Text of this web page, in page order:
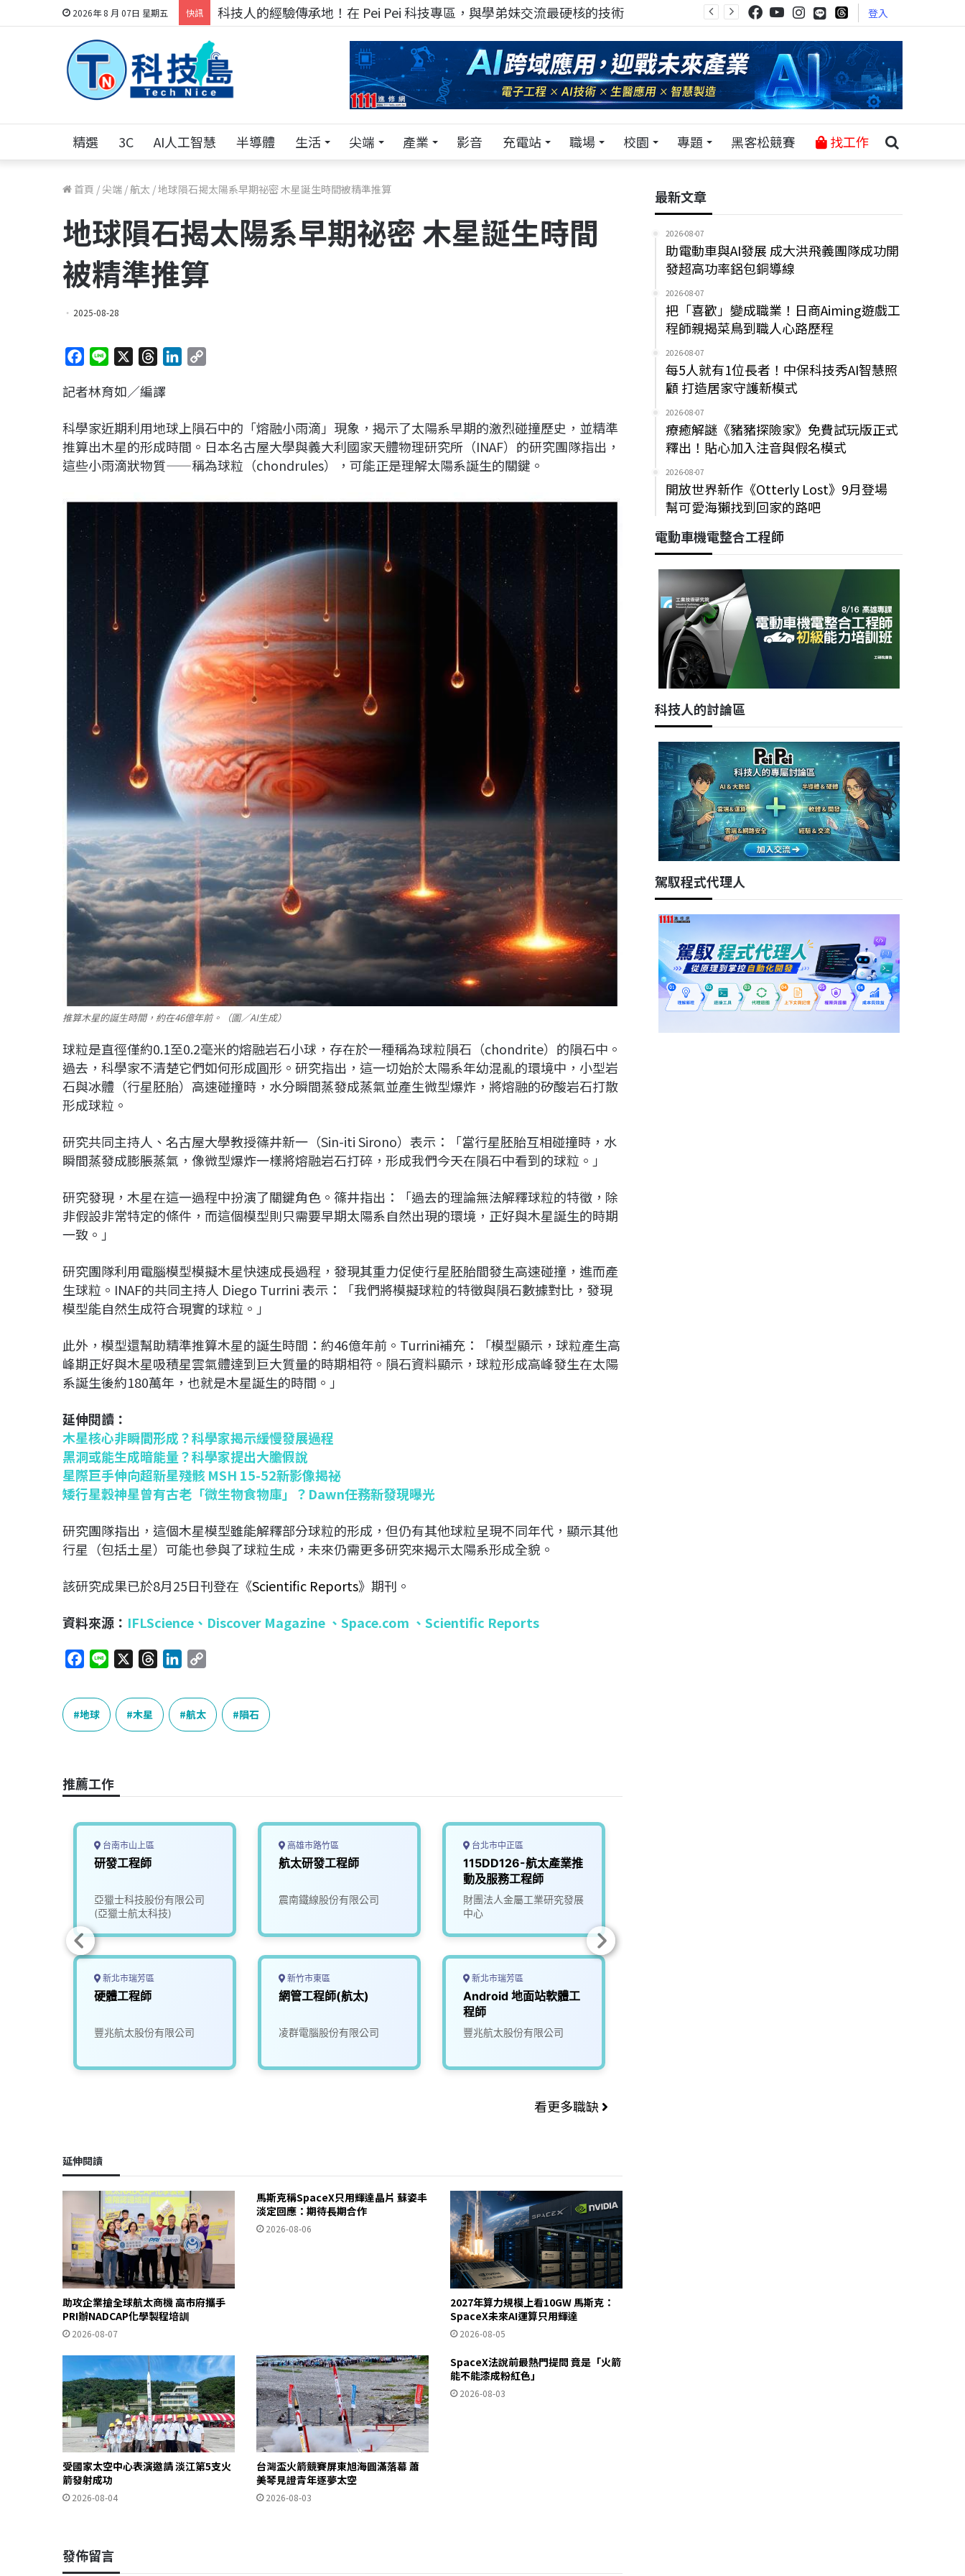
2026年 8 月 07日 星期五 快訊 科技人的經驗傳承地！在 Pei Pei 科技專區，與學弟妹交流最硬核的技術 登入
精選 3C AI人工智慧 半導體 生活 尖端 產業 影音 充電站 職場 校園 專題 黑客松競賽 找工作
首頁 /尖端 /航太 /地球隕石揭太陽系早期祕密 木星誕生時間被精準推算
地球隕石揭太陽系早期祕密 木星誕生時間
被精準推算
2025-08-28
c
b
o
o
n
r
a
d
s
e
d
I
L
i
n
記者林育如／編譯
科學家近期利用地球上隕石中的「熔融小雨滴」現象，揭示了太陽系早期的激烈碰撞歷史，並精準
推算出木星的形成時間。日本名古屋大學與義大利國家天體物理研究所（INAF）的研究團隊指出，
這些小雨滴狀物質——稱為球粒（chondrules），可能正是理解太陽系誕生的關鍵。
推算木星的誕生時間，約在46億年前。（圖／AI生成）
球粒是直徑僅約0.1至0.2毫米的熔融岩石小球，存在於一種稱為球粒隕石（chondrite）的隕石中。
過去，科學家不清楚它們如何形成圓形。研究指出，這一切始於太陽系年幼混亂的環境中，小型岩
石與冰體（行星胚胎）高速碰撞時，水分瞬間蒸發成蒸氣並產生微型爆炸，將熔融的矽酸岩石打散
形成球粒。
研究共同主持人、名古屋大學教授篠井新一（Sin-iti Sirono）表示：「當行星胚胎互相碰撞時，水
瞬間蒸發成膨脹蒸氣，像微型爆炸一樣將熔融岩石打碎，形成我們今天在隕石中看到的球粒。」
研究發現，木星在這一過程中扮演了關鍵角色。篠井指出：「過去的理論無法解釋球粒的特徵，除
非假設非常特定的條件，而這個模型則只需要早期太陽系自然出現的環境，正好與木星誕生的時期
一致。」
研究團隊利用電腦模型模擬木星快速成長過程，發現其重力促使行星胚胎間發生高速碰撞，進而產
生球粒。INAF的共同主持人 Diego Turrini 表示：「我們將模擬球粒的特徵與隕石數據對比，發現
模型能自然生成符合現實的球粒。」
此外，模型還幫助精準推算木星的誕生時間：約46億年前。Turrini補充：「模型顯示，球粒產生高
峰期正好與木星吸積星雲氣體達到巨大質量的時期相符。隕石資料顯示，球粒形成高峰發生在太陽
系誕生後約180萬年，也就是木星誕生的時間。」
延伸閱讀：
木星核心非瞬間形成？科學家揭示緩慢發展過程
黑洞或能生成暗能量？科學家提出大膽假說
星際巨手伸向超新星殘骸 MSH 15-52新影像揭祕
矮行星穀神星曾有古老「微生物食物庫」？Dawn任務新發現曝光
研究團隊指出，這個木星模型雖能解釋部分球粒的形成，但仍有其他球粒呈現不同年代，顯示其他
行星（包括土星）可能也參與了球粒生成，未來仍需更多研究來揭示太陽系形成全貌。
該研究成果已於8月25日刊登在《Scientific Reports》期刊。
資料來源： IFLScience、 Discover Magazine 、 Space.com 、 Scientific Reports
c
e
b
k
e
e
a
n
k
e
p
L
地球 木星 航太 隕石
推薦工作
台南市山上區
研發工程師
亞獵士科技股份有限公司
(亞獵士航太科技)
新北市瑞芳區
硬體工程師
豐兆航太股份有限公司
高雄市路竹區
航太研發工程師
震南鐵線股份有限公司
新竹市東區
網管工程師(航太)
凌群電腦股份有限公司
台北市中正區
115DD126-航太產業推
動及服務工程師
財團法人金屬工業研究發展
中心
新北市瑞芳區
Android 地面站軟體工
程師
豐兆航太股份有限公司
看更多職缺
延伸閱讀
助攻企業搶全球航太商機 高市府攜手
PRI辦NADCAP化學製程培訓
2026-08-07
馬斯克稱SpaceX只用輝達晶片 蘇姿丰
淡定回應：期待長期合作
2026-08-06
2027年算力規模上看10GW 馬斯克：
SpaceX未來AI運算只用輝達
2026-08-05
受國家太空中心表演邀請 淡江第5支火
箭發射成功
2026-08-04
台灣盃火箭競賽屏東旭海圓滿落幕 蕭
美琴見證青年逐夢太空
2026-08-03
SpaceX法說前最熱門提問 竟是「火箭
能不能漆成粉紅色」
2026-08-03
發佈留言
最新文章
2026-08-07
助電動車與AI發展 成大洪飛義團隊成功開
發超高功率鋁包銅導線
2026-08-07
把「喜歡」變成職業！日商Aiming遊戲工
程師親揭菜鳥到職人心路歷程
2026-08-07
每5人就有1位長者！中保科技秀AI智慧照
顧 打造居家守護新模式
2026-08-07
療癒解謎《豬豬探險家》免費試玩版正式
釋出！貼心加入注音與假名模式
2026-08-07
開放世界新作《Otterly Lost》9月登場
幫可愛海獺找到回家的路吧
電動車機電整合工程師
科技人的討論區
駕馭程式代理人